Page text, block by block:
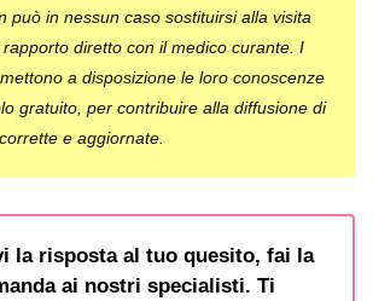
può in nessun caso sostituirsi alla visita
diretto con il medico curante. I
a disposizione le loro conoscenze
gratuito, per contribuire alla diffusione di
e aggiornate.
la risposta al tuo quesito, fai la
ai nostri specialisti. Ti